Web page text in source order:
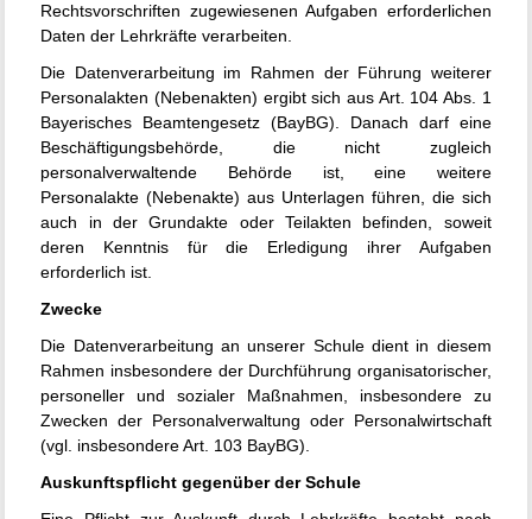
Rechtsvorschriften zugewiesenen Aufgaben erforderlichen
Daten der Lehrkräfte verarbeiten.
Die Datenverarbeitung im Rahmen der Führung weiterer
Personalakten (Nebenakten) ergibt sich aus Art. 104 Abs. 1
Bayerisches Beamtengesetz (BayBG). Danach darf eine
Beschäftigungsbehörde, die nicht zugleich
personalverwaltende Behörde ist, eine weitere
Personalakte (Nebenakte) aus Unterlagen führen, die sich
auch in der Grundakte oder Teilakten befinden, soweit
deren Kenntnis für die Erledigung ihrer Aufgaben
erforderlich ist.
Zwecke
Die Datenverarbeitung an unserer Schule dient in diesem
Rahmen insbesondere der Durchführung organisatorischer,
personeller und sozialer Maßnahmen, insbesondere zu
Zwecken der Personalverwaltung oder Personalwirtschaft
(vgl. insbesondere Art. 103 BayBG).
Auskunftspflicht gegenüber der Schule